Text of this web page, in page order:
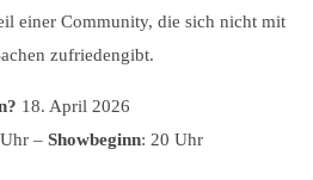
einer Community, die sich nicht mit
zufriedengibt.
18. April 2026
– Showbeginn: 20 Uhr